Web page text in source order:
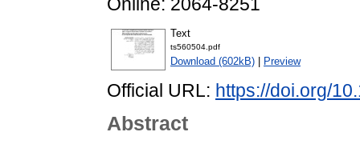
Text
ts560504.pdf
Download (602kB) Preview
Official URL: https://doi.org/
Abstract